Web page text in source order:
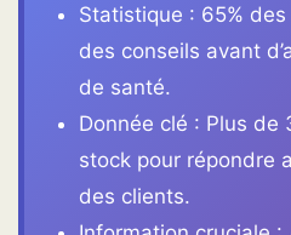
Statistique : 65%
des conseils avant
de santé.
Donnée clé : Plus
stock pour répondre
des clients.